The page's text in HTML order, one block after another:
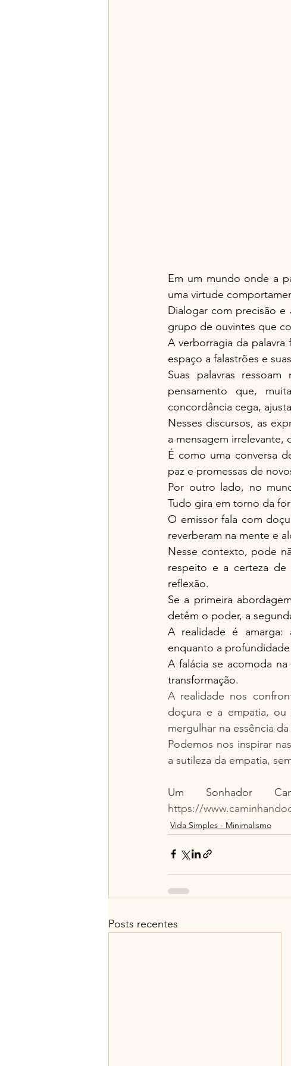
Em um mundo onde a
uma virtude
Dialogar com precisão e
grupo de ouvintes que
A verborragia da
espaço a falastrões e
Suas palavras
pensamento que,
concordância cega,
Nesses discursos, as
a mensagem irrelevante,
É como uma conversa
paz e promessas de
Por outro lado, no
Tudo gira em torno da
O emissor fala com
reverberam na mente e
Nesse contexto, pode
respeito e a certeza de
reflexão.
Se a primeira
detêm o poder, a
A realidade é amarga:
enquanto a
A falácia se acomoda
transformação.
A realidade nos
doçura e a empatia, ou
mergulhar na essência
Podemos nos inspirar
a sutileza da empatia,
https://
Vida Simples - Minimalismo
Posts recentes